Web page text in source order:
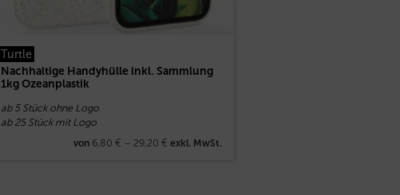
Turtle
Nachhaltige Handyhülle inkl. Sammlung
1kg Ozeanplastik
ab 5 Stück ohne Logo
ab 25 Stück mit Logo
von 6,80 € – 29,20 € exkl. MwSt.